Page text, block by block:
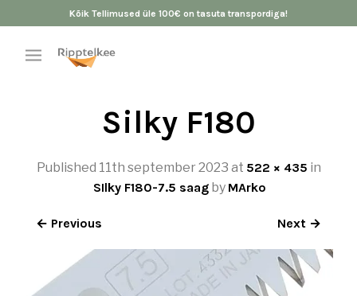
Kõik Tellimused üle 100€ on tasuta transpordiga!
Silky F180
Published 11th september 2023 at 522 × 435 in
SIlky F180-7.5 saag by MArko
← Previous Next →